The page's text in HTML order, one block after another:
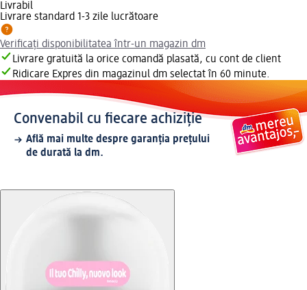
Livrabil
Livrare standard 1-3 zile lucrătoare
Verificați disponibilitatea într-un magazin dm
Livrare gratuită la orice comandă plasată, cu cont de client
Ridicare Expres din magazinul dm selectat în 60 minute.
Convenabil cu fiecare achiziție
Află mai multe despre garanția prețului
de durată la dm.